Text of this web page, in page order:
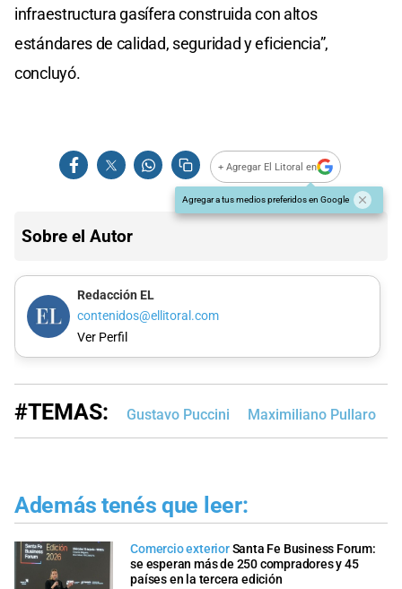
infraestructura gasífera construida con altos
estándares de calidad, seguridad y eficiencia”,
concluyó.
+ Agregar El Litoral en
Agregar a tus medios preferidos en Google
Sobre el Autor
Redacción EL
contenidos@ellitoral.com
Ver Perfil
#TEMAS: Gustavo Puccini Maximiliano Pullaro
Además tenés que leer:
Comercio exteriorSanta Fe Business Forum:
se esperan más de 250 compradores y 45
países en la tercera edición